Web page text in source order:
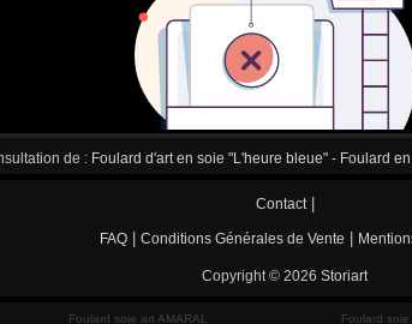
de : Foulard d'art en soie "L'heure bleue" - Foulard
Contact|
FAQ Conditions Générales de Vente
Copyright © 2026 Storiart
Foulard soie art AMARAL Foulard